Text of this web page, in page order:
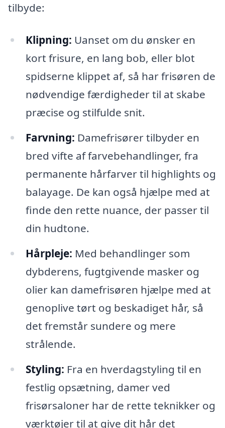
tilbyde:
Klipning: Uanset om du ønsker en
kort frisure, en lang bob, eller blot
spidserne klippet af, så har frisøren de
nødvendige færdigheder til at skabe
præcise og stilfulde snit.
Farvning: Damefrisører tilbyder en
bred vifte af farvebehandlinger, fra
permanente hårfarver til highlights og
balayage. De kan også hjælpe med at
finde den rette nuance, der passer til
din hudtone.
Hårpleje: Med behandlinger som
dybderens, fugtgivende masker og
olier kan damefrisøren hjælpe med at
genoplive tørt og beskadiget hår, så
det fremstår sundere og mere
strålende.
Styling: Fra en hverdagstyling til en
festlig opsætning, damer ved
frisørsaloner har de rette teknikker og
værktøjer til at give dit hår det